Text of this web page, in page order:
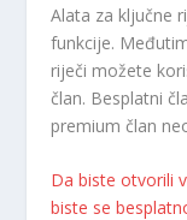
Alata za ključne
funkcije.
riječi možete
član. Besplatni
premium član
Da biste otvorili
biste se